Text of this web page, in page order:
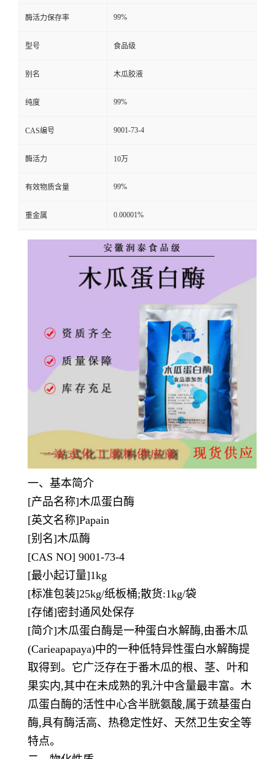
酶活力保存率 99%
型号 食品级
别名 木瓜胶液
纯度 99%
CAS编号 9001-73-4
酶活力 10万
有效物质含量 99%
重金属 0.00001%
一、基本简介
[产品名称]木瓜蛋白酶
[英文名称]Papain
[别名]木瓜酶
[CAS NO] 9001-73-4
[最小起订量]1kg
[标准包装]25kg/纸板桶;散货:1kg/袋
[存储]密封通风处保存
[简介]木瓜蛋白酶是一种蛋白水解酶,由番木瓜
(Carieapapaya)中的一种低特异性蛋白水解酶提
取得到。它广泛存在于番木瓜的根、茎、叶和
果实内,其中在未成熟的乳汁中含量最丰富。木
瓜蛋白酶的活性中心含半胱氨酸,属于巯基蛋白
酶,具有酶活高、热稳定性好、天然卫生安全等
特点。